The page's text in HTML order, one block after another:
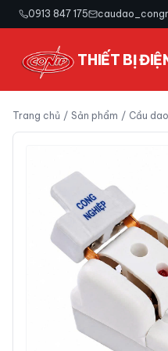
0913 847 175
THIẾT BỊ
Trang chủ / Sản phẩm / Cầu